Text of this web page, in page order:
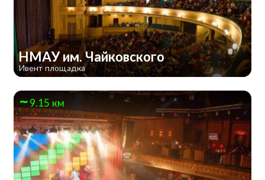
НМАУ им. Чайковского
Ивент площадка
9.15 км